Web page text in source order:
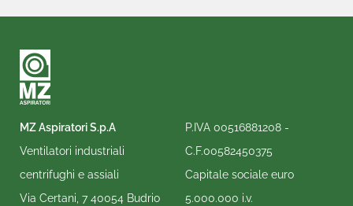
MZ Aspiratori S.p.A
Ventilatori industriali
centrifughi e assiali
Via Certani, 7 40054 Budrio
P.IVA 00516881208 -
C.F.00582450375
Capitale sociale euro
5.000.000 i.v.